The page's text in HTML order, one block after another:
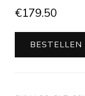
€179.50
BESTELLEN